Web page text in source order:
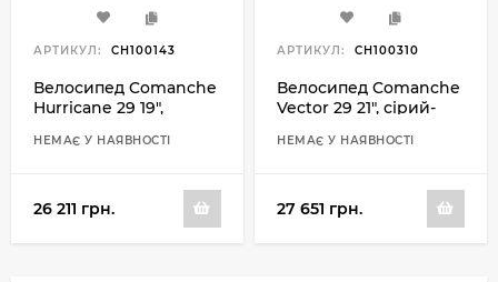
АРТИКУЛ: CH100143
Велосипед Comanche
Hurricane 29 19",
НЕМАЄ У НАЯВНОСТІ
26 211 грн.
АРТИКУЛ: CH100310
Велосипед Comanche
Vector 29 21", сірий-
НЕМАЄ У НАЯВНОСТІ
27 651 грн.